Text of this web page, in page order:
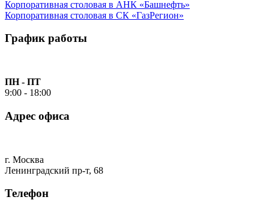
Корпоративная столовая в АНК «Башнефть»
Корпоративная столовая в СК «ГазРегион»
График работы
ПН - ПТ
9:00 - 18:00
Адрес офиса
г. Москва
Ленинградский пр-т, 68
Телефон